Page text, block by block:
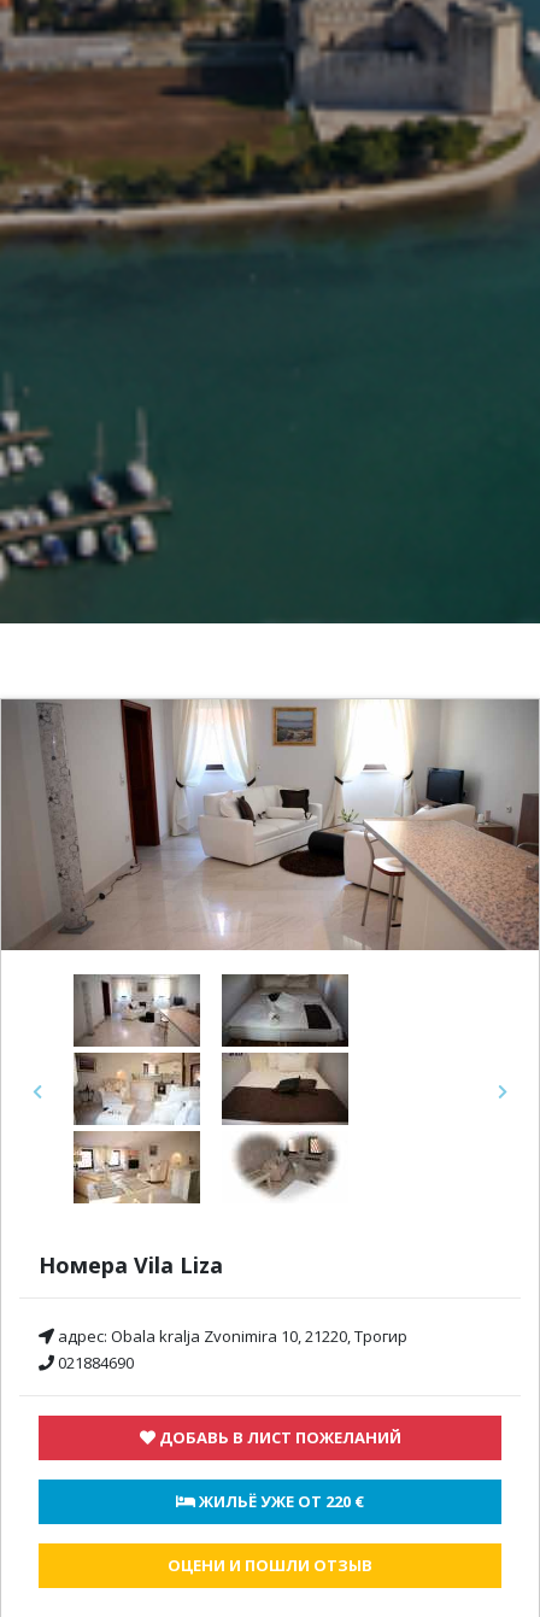
Previous Next
Номера Vila Liza
адрес: Obala kralja Zvonimira 10, 21220, Трогир
021884690
ДОБАВЬ В ЛИСТ ПОЖЕЛАНИЙ
ЖИЛЬЁ УЖЕ ОТ 220 €
ОЦЕНИ И ПОШЛИ ОТЗЫВ